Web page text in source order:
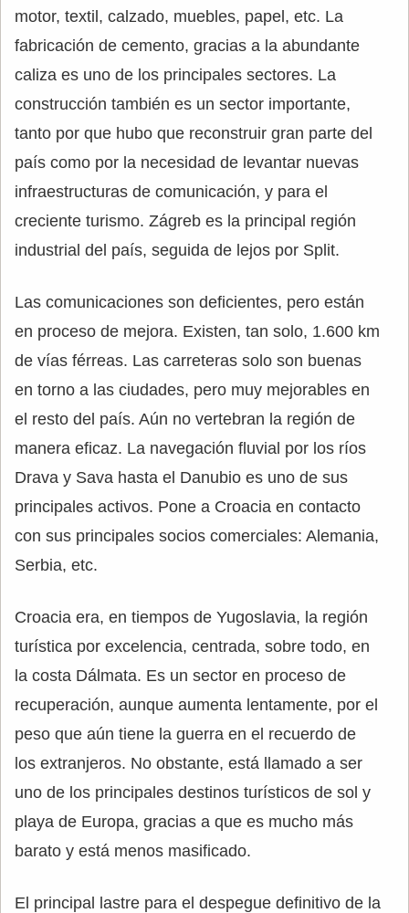
motor, textil, calzado, muebles, papel, etc. La
fabricación de cemento, gracias a la abundante
caliza es uno de los principales sectores. La
construcción también es un sector importante,
tanto por que hubo que reconstruir gran parte del
país como por la necesidad de levantar nuevas
infraestructuras de comunicación, y para el
creciente turismo. Zágreb es la principal región
industrial del país, seguida de lejos por Split.
Las comunicaciones son deficientes, pero están
en proceso de mejora. Existen, tan solo, 1.600 km
de vías férreas. Las carreteras solo son buenas
en torno a las ciudades, pero muy mejorables en
el resto del país. Aún no vertebran la región de
manera eficaz. La navegación fluvial por los ríos
Drava y Sava hasta el Danubio es uno de sus
principales activos. Pone a Croacia en contacto
con sus principales socios comerciales: Alemania,
Serbia, etc.
Croacia era, en tiempos de Yugoslavia, la región
turística por excelencia, centrada, sobre todo, en
la costa Dálmata. Es un sector en proceso de
recuperación, aunque aumenta lentamente, por el
peso que aún tiene la guerra en el recuerdo de
los extranjeros. No obstante, está llamado a ser
uno de los principales destinos turísticos de sol y
playa de Europa, gracias a que es mucho más
barato y está menos masificado.
El principal lastre para el despegue definitivo de la